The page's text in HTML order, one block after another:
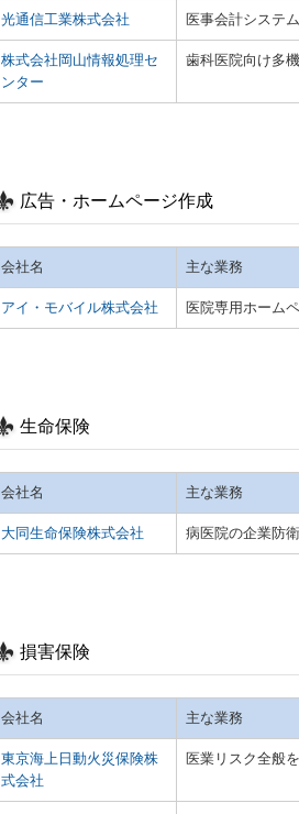
光通信工業株式会社 医事会計システ
株式会社岡山情報処理セ
ンター
歯科医院向け多
広告・ホームページ作成
会社名 主な業務
アイ・モバイル株式会社 医院専用ホーム
生命保険
会社名 主な業務
大同生命保険株式会社 病医院の企業防
損害保険
会社名 主な業務
東京海上日動火災保険株
式会社
医業リスク全般